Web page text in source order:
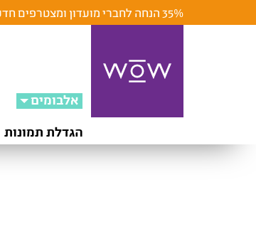
35% הנחה לחברי מועדון ומצטרפים חדשים |
אלבומים
הגדלת תמונות